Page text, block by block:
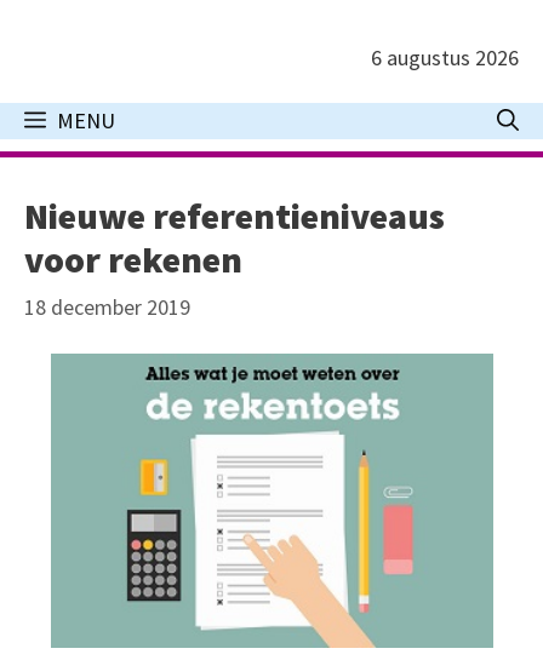
inhoud
6 augustus 2026
MENU
Nieuwe referentieniveaus
voor rekenen
18 december 2019